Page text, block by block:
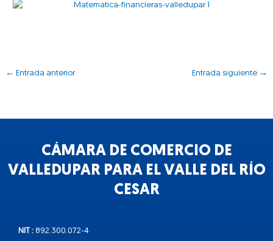
← Entrada anterior Entrada siguiente →
CÁMARA DE COMERCIO DE
VALLEDUPAR PARA EL VALLE DEL RÍO
CESAR
NIT : 892.300.072-4